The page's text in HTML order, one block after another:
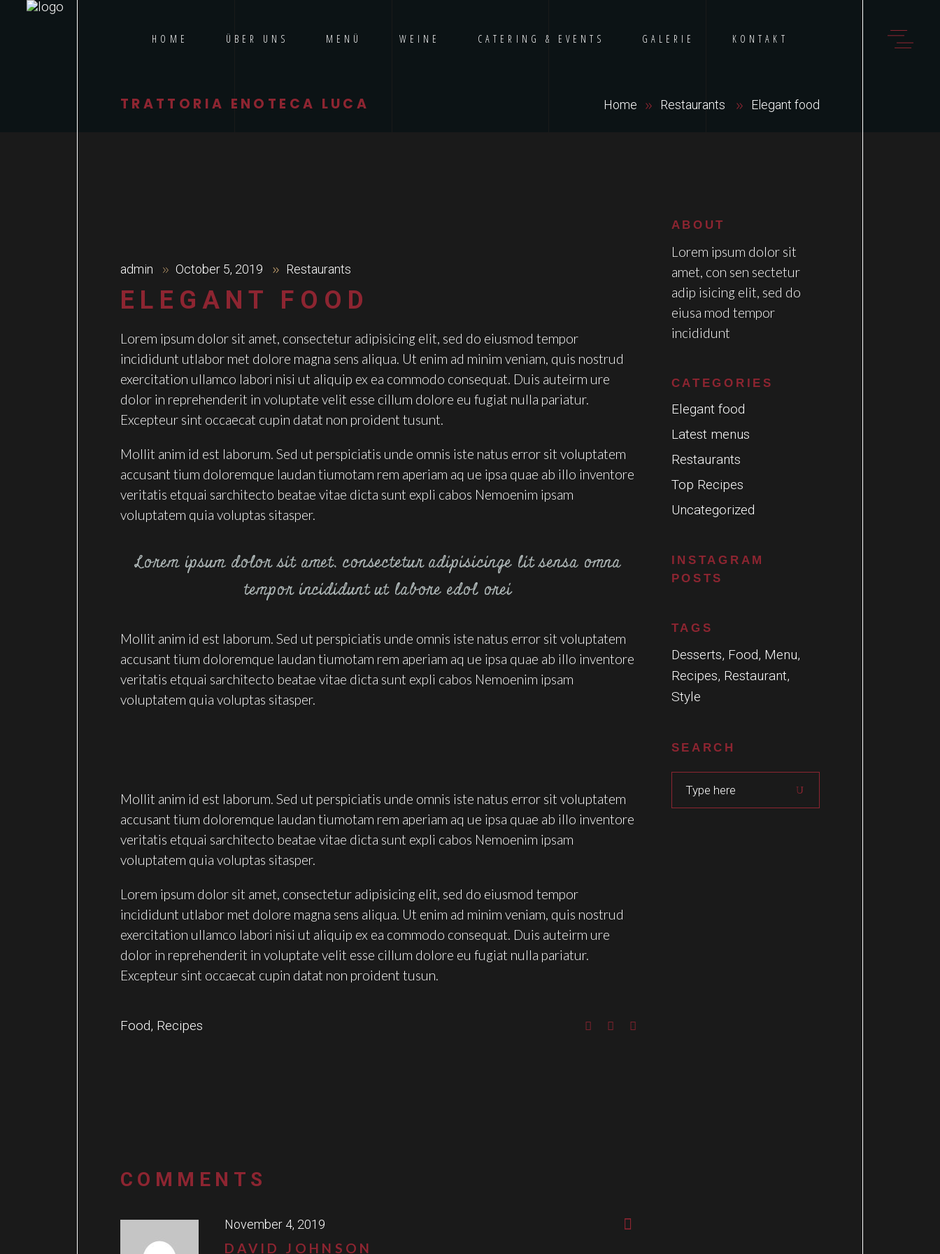
HOME ÜBER UNS MENÜ WEINE CATERING & EVENTS GALERIE KONTAKT
TRATTORIA ENOTECA LUCA Home Restaurants Elegant food
admin October 5, 2019 Restaurants
ELEGANT FOOD
Lorem ipsum dolor sit amet, consectetur adipisicing elit, sed do eiusmod tempor
incididunt utlabor met dolore magna sens aliqua. Ut enim ad minim veniam, quis nostrud
exercitation ullamco labori nisi ut aliquip ex ea commodo consequat. Duis auteirm ure
dolor in reprehenderit in voluptate velit esse cillum dolore eu fugiat nulla pariatur.
Excepteur sint occaecat cupin datat non proident tusunt.
Mollit anim id est laborum. Sed ut perspiciatis unde omnis iste natus error sit voluptatem
accusant tium doloremque laudan tiumotam rem aperiam aq ue ipsa quae ab illo inventore
veritatis etquai sarchitecto beatae vitae dicta sunt expli cabos Nemoenim ipsam
voluptatem quia voluptas sitasper.
Lorem ipsum dolor sit amet, consectetur adipisicinge lit sensa omna
tempor incididunt ut labore edol orei
Mollit anim id est laborum. Sed ut perspiciatis unde omnis iste natus error sit voluptatem
accusant tium doloremque laudan tiumotam rem aperiam aq ue ipsa quae ab illo inventore
veritatis etquai sarchitecto beatae vitae dicta sunt expli cabos Nemoenim ipsam
voluptatem quia voluptas sitasper.
Mollit anim id est laborum. Sed ut perspiciatis unde omnis iste natus error sit voluptatem
accusant tium doloremque laudan tiumotam rem aperiam aq ue ipsa quae ab illo inventore
veritatis etquai sarchitecto beatae vitae dicta sunt expli cabos Nemoenim ipsam
voluptatem quia voluptas sitasper.
Lorem ipsum dolor sit amet, consectetur adipisicing elit, sed do eiusmod tempor
incididunt utlabor met dolore magna sens aliqua. Ut enim ad minim veniam, quis nostrud
exercitation ullamco labori nisi ut aliquip ex ea commodo consequat. Duis auteirm ure
dolor in reprehenderit in voluptate velit esse cillum dolore eu fugiat nulla pariatur.
Excepteur sint occaecat cupin datat non proident tusun.
Food, Recipes
COMMENTS
November 4, 2019
DAVID JOHNSON
ABOUT
Lorem ipsum dolor sit
amet, con sen sectetur
adip isicing elit, sed do
eiusa mod tempor
incididunt
CATEGORIES
Elegant food
Latest menus
Restaurants
Top Recipes
Uncategorized
INSTAGRAM
POSTS
TAGS
Desserts Food Menu
Recipes Restaurant
Style
SEARCH